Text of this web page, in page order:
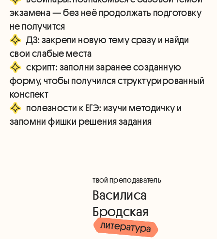
экзамена — без неё продолжать подготовку
ДЗ: закрепи новую тему сразу и найди
скрипт: заполни заранее созданную
форму, чтобы получился структурированный
полезности к ЕГЭ: изучи методичку и
запомни фишки решения задания
твой преподаватель
Василиса
Бродская